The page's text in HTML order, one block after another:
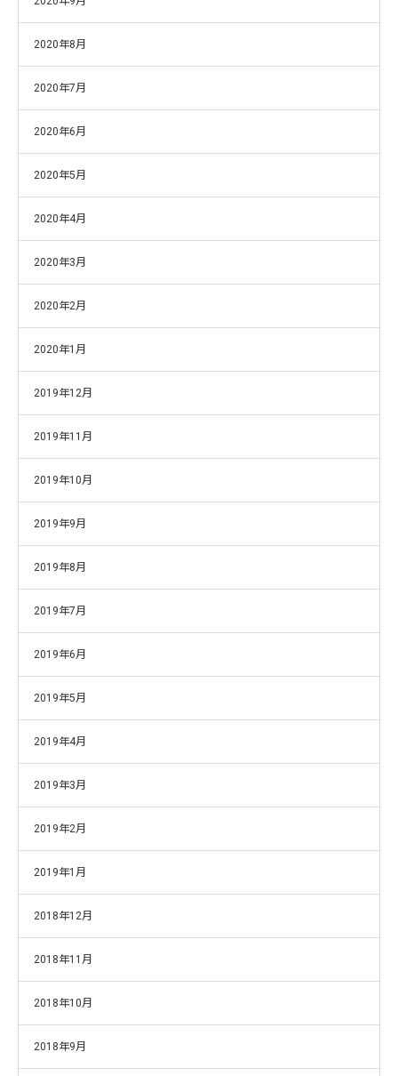
2020年8月
2020年7月
2020年6月
2020年5月
2020年4月
2020年3月
2020年2月
2020年1月
2019年12月
2019年11月
2019年10月
2019年9月
2019年8月
2019年7月
2019年6月
2019年5月
2019年4月
2019年3月
2019年2月
2019年1月
2018年12月
2018年11月
2018年10月
2018年9月